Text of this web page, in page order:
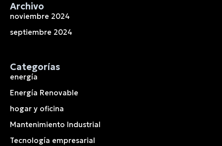
Archivo
noviembre 2024
septiembre 2024
Categorías
energía
Energía Renovable
hogar y oficina
Mantenimiento Industrial
Tecnología empresarial